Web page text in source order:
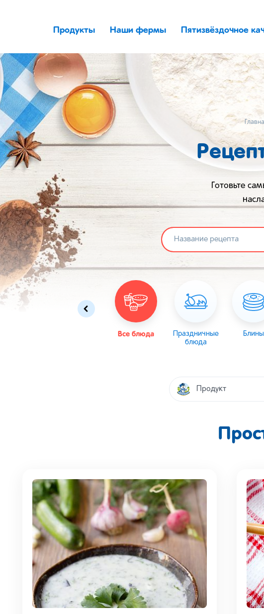
Продукты Наши фермы Пятизвёздочное
Готовьте
Все блюда
Пасха
Праздничные
блюда
Блины
Продукт